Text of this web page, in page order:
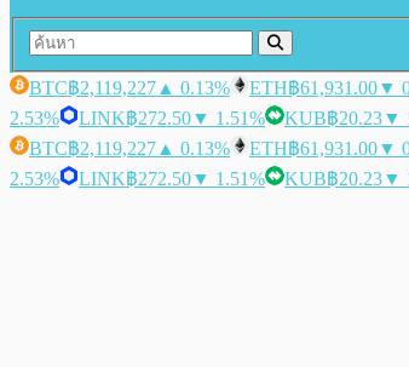
BTC฿2,119,227 ▲ 0.13% ETH฿61,931.00▼
2.53%
LINK฿272.50▼ 1.51% KUB฿20.23▼
BTC฿2,119,227 ▲ 0.13% ETH฿61,931.00▼
2.53%
LINK฿272.50▼ 1.51% KUB฿20.23▼